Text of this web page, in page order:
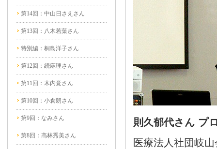
第14回：中山日さえさん
第13回：八木若葉さん
特別編：桐島洋子さん
第12回：続麻理さん
第11回：木内覚さん
第10回：小倉朗さん
第9回：なみさん
第8回：高林秀美さん
則久郁代さん プ
医療法人社団岐